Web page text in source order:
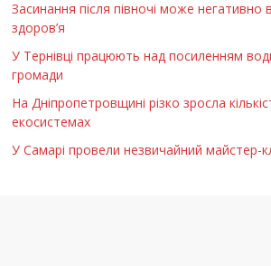
Засинання після півночі може негативно
здоров’я
У Тернівці працюють над посиленням
громади
На Дніпропетровщині різко зросла
екосистемах
У Самарі провели незвичайний майстер-